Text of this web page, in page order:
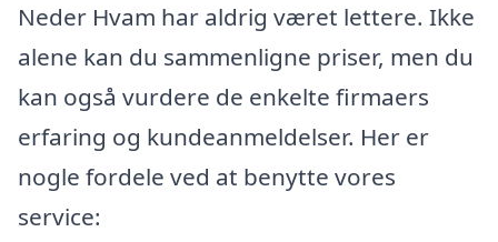
Neder Hvam har aldrig været lettere. Ikke
alene kan du sammenligne priser, men du
kan også vurdere de enkelte firmaers
erfaring og kundeanmeldelser. Her er
nogle fordele ved at benytte vores
service: